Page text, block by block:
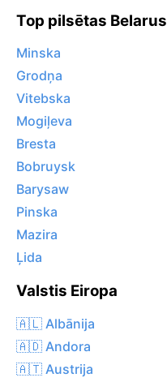
Top pilsētas Belarus
Minska
Grodņa
Vitebska
Mogiļeva
Bresta
Bobruysk
Barysaw
Pinska
Mazira
Ļida
Valstis Eiropa
🇦🇱 Albānija
🇦🇩 Andora
🇦🇹 Austrija